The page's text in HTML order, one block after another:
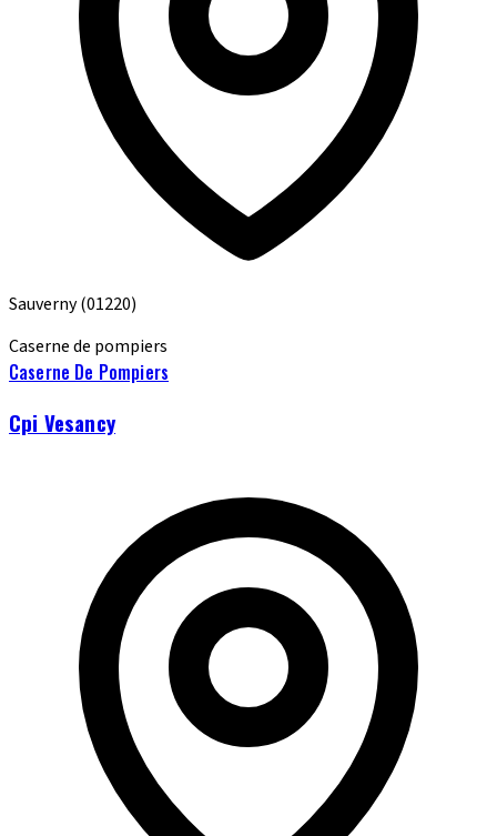
Sauverny(01220)
Caserne de pompiers
Caserne De Pompiers
Cpi Vesancy